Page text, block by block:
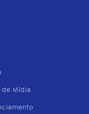
de Mídia